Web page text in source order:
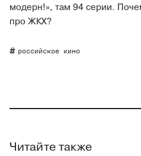
модерн!», там 94 серии.
про ЖКХ?
российское кино
Читайте также